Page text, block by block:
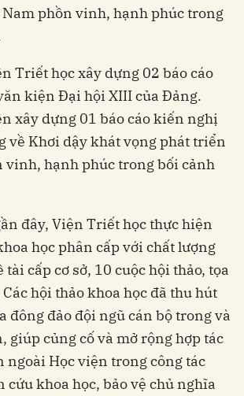
phồn vinh, hạnh phúc trong
Triết học xây dựng 02 báo cáo
kiện Đại hội XIII của Đảng.
xây dựng 01 báo cáo kiến nghị
về Khơi dậy khát vọng phát triển
vinh, hạnh phúc trong bối cảnh
đây, Viện Triết học thực hiện
học phân cấp với chất lượng
tài cấp cơ sở, 10 cuộc hội thảo, tọa
hội thảo khoa học đã thu hút
đông đảo đội ngũ cán bộ trong và
giúp củng cố và mở rộng hợp tác
ngoài Học viện trong công tác
cứu khoa học, bảo vệ chủ nghĩa